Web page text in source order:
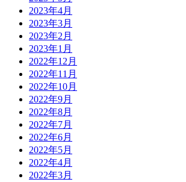
2023年4月
2023年3月
2023年2月
2023年1月
2022年12月
2022年11月
2022年10月
2022年9月
2022年8月
2022年7月
2022年6月
2022年5月
2022年4月
2022年3月